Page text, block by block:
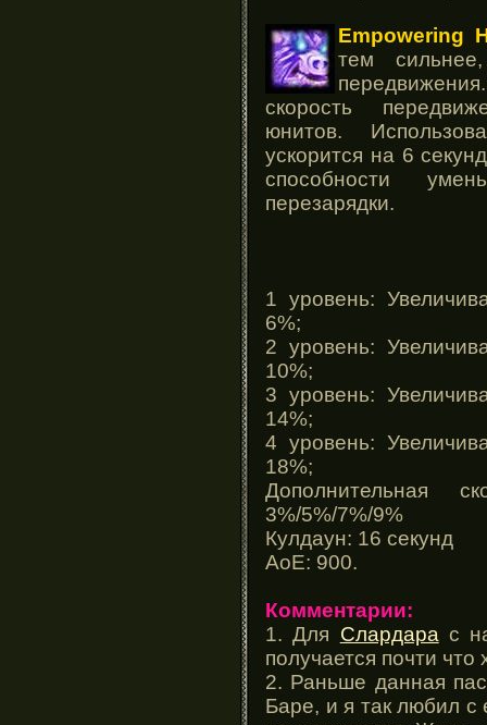
Empowering
тем
скорость
юнитов.
ускорится на 6
способности
перезарядки.
1 уровень:
6%;
2 уровень:
10%;
3 уровень:
14%;
4 уровень:
18%;
Дополнительная
3%/5%/7%/9%
Кулдаун: 16 секунд
АоЕ: 900.
Комментарии:
1. Для Слардара с
получается почти что
2. Раньше данная
Баре, и я так любил